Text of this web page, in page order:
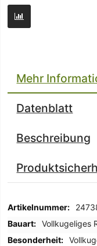
Mehr
Datenblatt
Beschreibung
Mehr
InformationenVollkugeliges